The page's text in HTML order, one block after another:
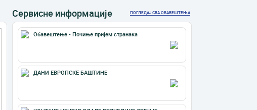
Сервисне информације ПОГЛЕДАЈ СВА ОБАВЕШТЕЊА
Обавештење - Почиње пријем странака
ДАНИ ЕВРОПСКЕ БАШТИНЕ